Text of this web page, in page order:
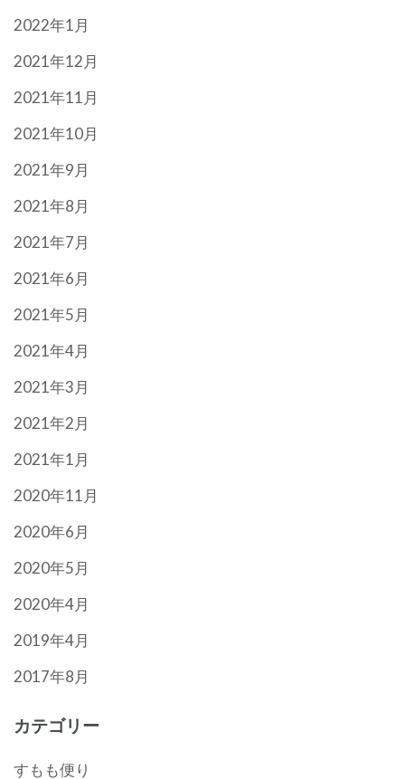
2022年1月
2021年12月
2021年11月
2021年10月
2021年9月
2021年8月
2021年7月
2021年6月
2021年5月
2021年4月
2021年3月
2021年2月
2021年1月
2020年11月
2020年6月
2020年5月
2020年4月
2019年4月
2017年8月
カテゴリー
すもも便り